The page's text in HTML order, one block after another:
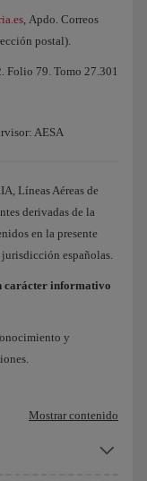
, Apdo. Correos
postal).
Folio 79. Tomo 27.301
AESA
Líneas Aéreas de
derivadas de la
en la presente
españolas.
carácter informativo
y
Mostrar contenido